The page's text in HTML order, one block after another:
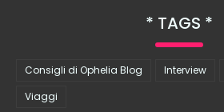
TAGS
Consigli di Ophelia Blog Interview
Viaggi